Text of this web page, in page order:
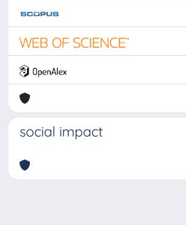
social impact